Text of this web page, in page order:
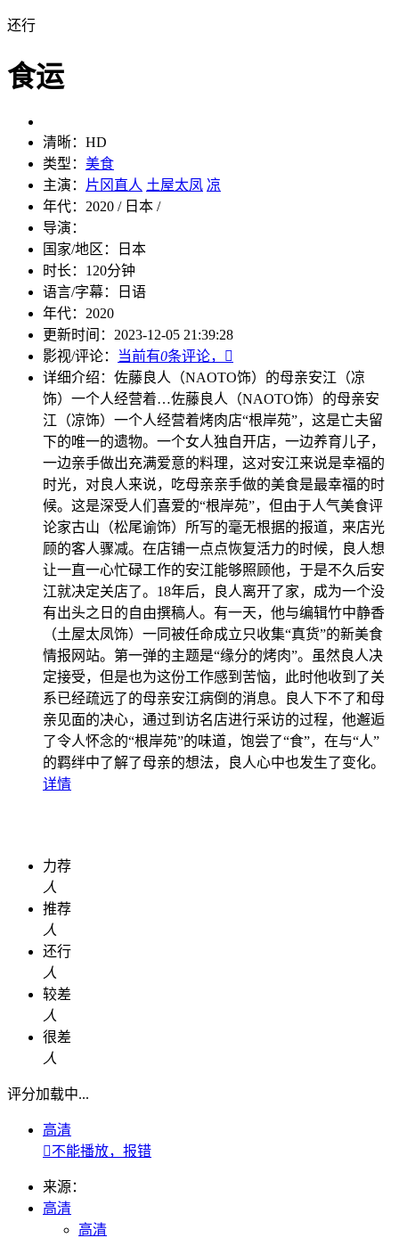
还行
食运
清晰： HD
类型： 美食
主演：
片冈直人 土屋太凤 凉
年代： 2020 / 日本 /
导演：
国家/地区：
日本
时长： 120分钟
语言/字幕：
日语
年代： 2020
更新时间： 2023-12-05 21:39:28
影视/评论：
当前有0条评论，

详细介绍： 佐藤良人（NAOTO饰）的母亲安江（凉
饰）一个人经营着…佐藤良人（NAOTO饰）的母亲安
江（凉饰）一个人经营着烤肉店“根岸苑”，这是亡夫留
下的唯一的遗物。一个女人独自开店，一边养育儿子，
一边亲手做出充满爱意的料理，这对安江来说是幸福的
时光，对良人来说，吃母亲亲手做的美食是最幸福的时
候。这是深受人们喜爱的“根岸苑”，但由于人气美食评
论家古山（松尾谕饰）所写的毫无根据的报道，来店光
顾的客人骤减。在店铺一点点恢复活力的时候，良人想
让一直一心忙碌工作的安江能够照顾他，于是不久后安
江就决定关店了。18年后，良人离开了家，成为一个没
有出头之日的自由撰稿人。有一天，他与编辑竹中静香
（土屋太凤饰）一同被任命成立只收集“真货”的新美食
情报网站。第一弹的主题是“缘分的烤肉”。虽然良人决
定接受，但是也为这份工作感到苦恼，此时他收到了关
系已经疏远了的母亲安江病倒的消息。良人下不了和母
亲见面的决心，通过到访名店进行采访的过程，他邂逅
了令人怀念的“根岸苑”的味道，饱尝了“食”，在与“人”
的羁绊中了解了母亲的想法，良人心中也发生了变化。
详情
力荐
人
推荐
人
还行
人
较差
人
很差
人
评分加载中...
高清
不能播放，报错
来源：
高清
高清